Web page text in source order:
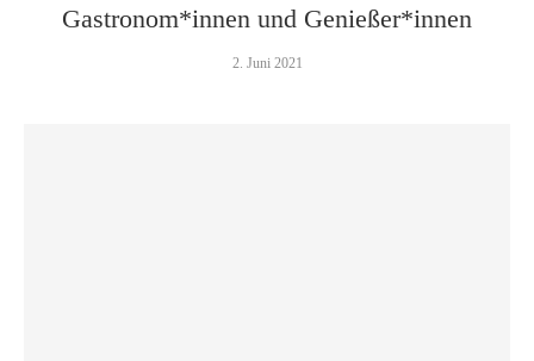
Gastronom*innen und Genießer*innen
2. Juni 2021